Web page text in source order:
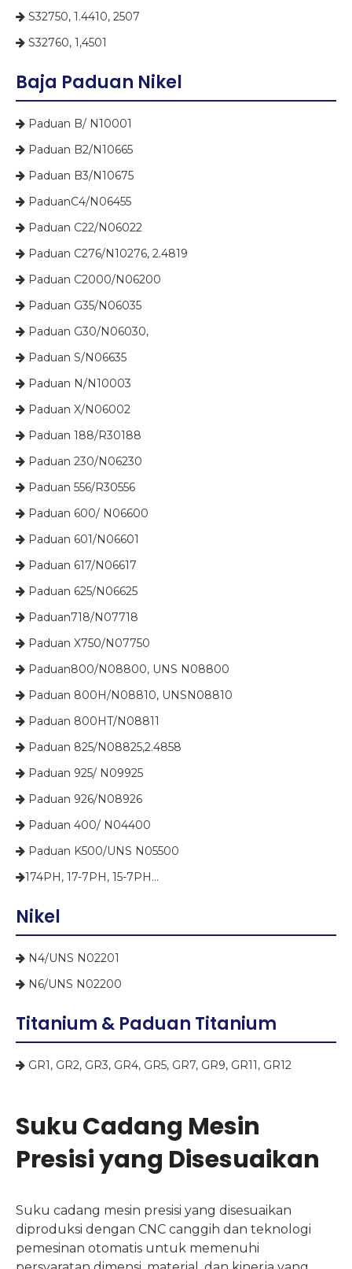
 S32750, 1.4410, 2507
 S32760, 1,4501
Baja Paduan Nikel
 Paduan B/ N10001
 Paduan B2/N10665
 Paduan B3/N10675
 PaduanC4/N06455
 Paduan C22/N06022
 Paduan C276/N10276, 2.4819
 Paduan C2000/N06200
 Paduan G35/N06035
 Paduan G30/N06030,
 ​ Paduan S/N06635
 ​​​​​​​​ Paduan N/N10003
 ​​​​​​​​ Paduan X/N06002
 ​​​​​​​​ Paduan 188/R30188
 ​​​​​​​ Paduan 230/N06230
 ​​​​​​​ Paduan 556/R30556
 ​​​​​​​​ Paduan 600/ N06600
 ​​​​​​​​ Paduan 601/N06601
 ​​​​​​​​ Paduan 617/N06617
 ​​​​​​​​ Paduan 625/N06625
 ​​​​​​​​ Paduan718/N07718
 ​​​​​​​​ Paduan X750/N07750
 ​​​​​​​ Paduan800/N08800, UNS N08800
 ​​​​​​​​ Paduan 800H/N08810, UNSN08810
 ​​​​​​​​ Paduan 800HT/N08811
 ​​​​​​​ Paduan 825/N08825,2.4858
 ​​​​​​​​ Paduan 925/ N09925
 ​​​​​​​​ Paduan 926/N08926
 ​​​​​​​​ Paduan 400/ N04400
 ​​​​​​​​ Paduan K500/UNS N05500
​​​​​​​174PH, 17-7PH, 15-7PH...
Nikel
 N4/UNS N02201
 N6/UNS N02200
Titanium & Paduan Titanium
 GR1, GR2, GR3, GR4, GR5, GR7, GR9, GR11, GR12
Suku Cadang Mesin
Presisi yang Disesuaikan
Suku cadang mesin presisi yang disesuaikan
diproduksi dengan CNC canggih dan teknologi
pemesinan otomatis untuk memenuhi